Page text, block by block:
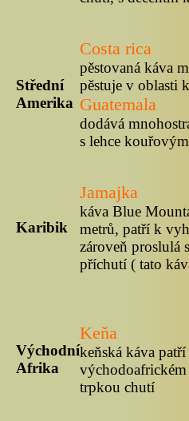
Střední
Amerika
Costa rica
pěstovaná káva
pěstuje v oblasti
Guatemala
dodává
s lehce
Karibik
Jamajka
káva Blue
metrů, patří k
zároveň proslulá
příchutí ( tato
Východní
Afrika
Keňa
keňská káva
východoafrickém
trpkou chutí